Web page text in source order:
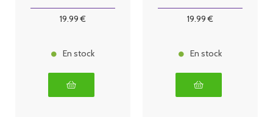
19.99 €
En stock
19.99 €
En stock